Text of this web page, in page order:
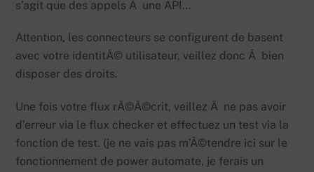
s’agit que des appels Ã une API…
Attention, les connecteurs se configurent de basent
avec votre identitÃ© utilisateur, veillez donc Ã bien
disposer des droits.
Une fois votre flux rÃ©Ã©crit, veillez Ã ne pas avoir
d’erreur via le flux checker et effectuez un test via la
fonction de test. (je ne vais pas m’Ã©tendre ici sur le
fonctionnement de power automate, je ferais un